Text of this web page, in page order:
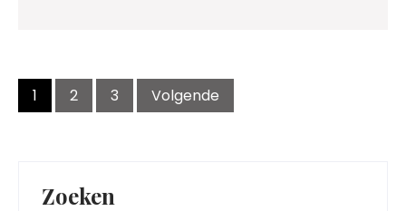
Berichtnavigatie
1 2 3 Volgende
Zoeken